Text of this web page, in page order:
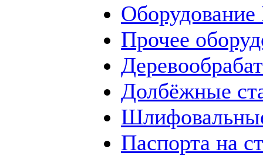
Прочее
Долбёжные
Паспорта на